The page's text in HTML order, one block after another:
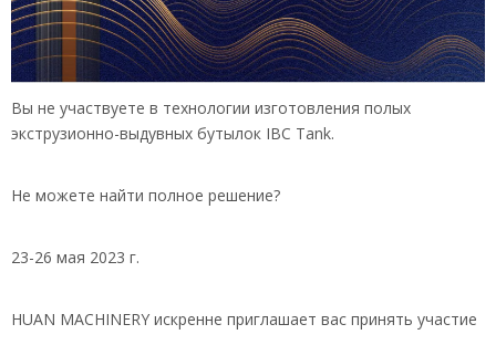
Вы не участвуете в технологии изготовления полых
экструзионно-выдувных бутылок IBC Tank.
Не можете найти полное решение?
23-26 мая 2023 г.
HUAN MACHINERY искренне приглашает вас принять участие